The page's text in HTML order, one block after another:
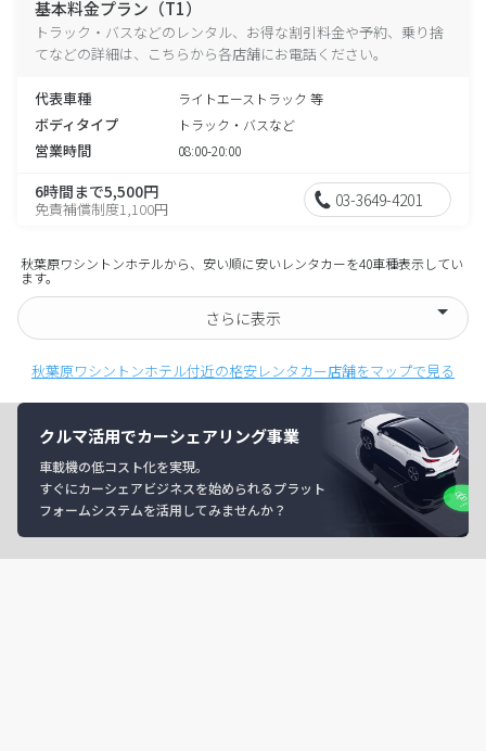
基本料金プラン（T1）
トラック・バスなどのレンタル、お得な割引料金や予約、乗り捨
てなどの詳細は、こちらから各店舗にお電話ください。
代表車種 ライトエーストラック 等
ボディタイプ トラック・バスなど
営業時間 08:00-20:00
6時間まで5,500円
免責補償制度1,100円 03-3649-4201
秋葉原ワシントンホテルから、安い順に安いレンタカーを40車種表示してい
ます。
さらに表示
秋葉原ワシントンホテル付近の格安レンタカー店舗をマップで見る
クルマ活用でカーシェアリング事業
車載機の低コスト化を実現。
すぐにカーシェアビジネスを始められるプラット
フォームシステムを活用してみませんか？